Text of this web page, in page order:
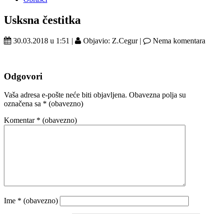
Usksna čestitka
30.03.2018 u 1:51 | Objavio: Z.Cegur | Nema komentara
Odgovori
Vaša adresa e-pošte neće biti objavljena. Obavezna polja su
označena sa * (obavezno)
Komentar * (obavezno)
Ime * (obavezno)